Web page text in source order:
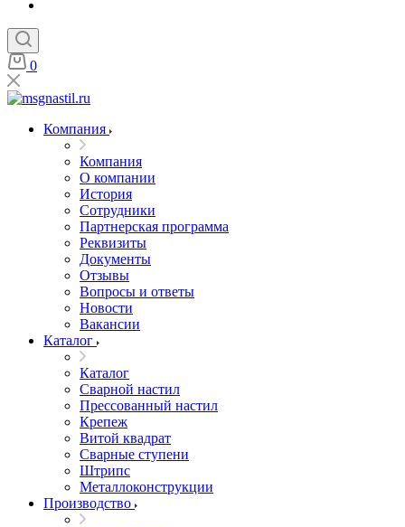
0
Компания
Компания
О компании
История
Сотрудники
Партнерская программа
Реквизиты
Документы
Отзывы
Вопросы и ответы
Новости
Вакансии
Каталог
Каталог
Сварной настил
Прессованный настил
Крепеж
Витой квадрат
Сварные ступени
Штрипс
Металлоконструкции
Производство